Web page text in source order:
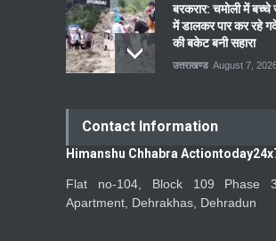
बरकरार: चमोली में बच्चे
में डालकर पार कर रहे
की बकेट बनी सहारा
उत्तराखण्ड August 7,
Contact Information
Himanshu Chhabra
Flat no-104, Block 109 Phase
Apartment, Dehrakhas, Dehradun